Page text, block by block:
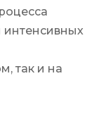
интенсивных
так и на